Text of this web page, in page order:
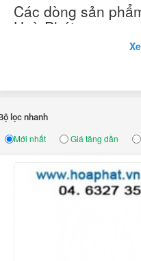
Các dòng sản
Hoà Phát
-Ghế sân vận động
Bàn gấp khung thép
Giá kệ siêu thị
Bàn ghế khách sạn
Bục Tượng Bác Hồ
lọc nhanh
Mới nhất Giá tăng dần